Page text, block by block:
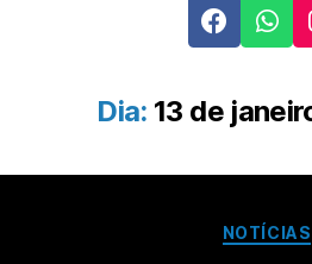
Dia: 13 de
NOTÍCIAS